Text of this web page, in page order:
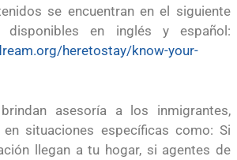
se encuentran en el siguiente
disponibles en inglés y español:
heretostay/know-your-
asesoría a los inmigrantes,
situaciones específicas como: Si
llegan a tu hogar, si agentes de